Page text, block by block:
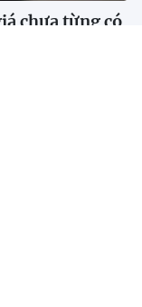
chưa từng có